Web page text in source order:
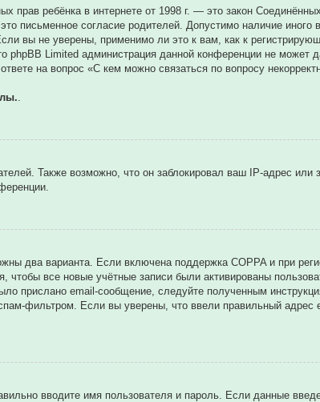
прав ребёнка в интернете от 1998 г. — это закон
письменное согласие родителей. Допустимо наличие иного
вы не уверены, применимо ли это к вам, как к
Limited администрация данной конференции не может
на вопрос «С кем можно связаться по вопросу
.
Также возможно, что он заблокировал ваш IP-адрес
два варианта. Если включена поддержка COPPA и при
чтобы все новые учётные записи были активированы
прислано email-сообщение, следуйте полученным
фильтром. Если вы уверены, что ввели правильный адрес
вводите имя пользователя и пароль. Если данные